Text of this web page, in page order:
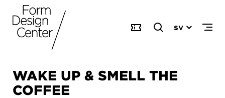
SV
WAKE UP & SMELL THE
COFFEE